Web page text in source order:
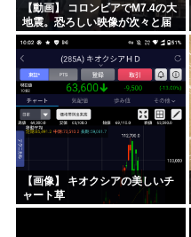
【動画】 コロンビアでM7.4の大
地震。恐ろしい映像が次々と届
く。
【画像】 キオクシアの美しいチ
ャート草